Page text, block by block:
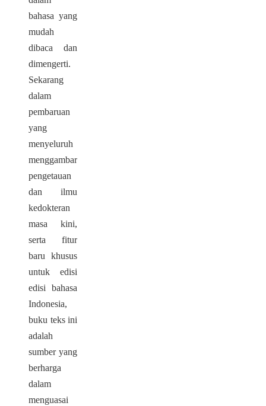
bahasa yang
mudah
dibaca dan
dimengerti.
Sekarang
dalam
pembaruan
yang
menyeluruh
menggambarkan
pengetauan
dan ilmu
kedokteran
masa kini,
serta fitur
baru khusus
untuk edisi
edisi bahasa
Indonesia,
buku teks ini
adalah
sumber yang
berharga
dalam
menguasai